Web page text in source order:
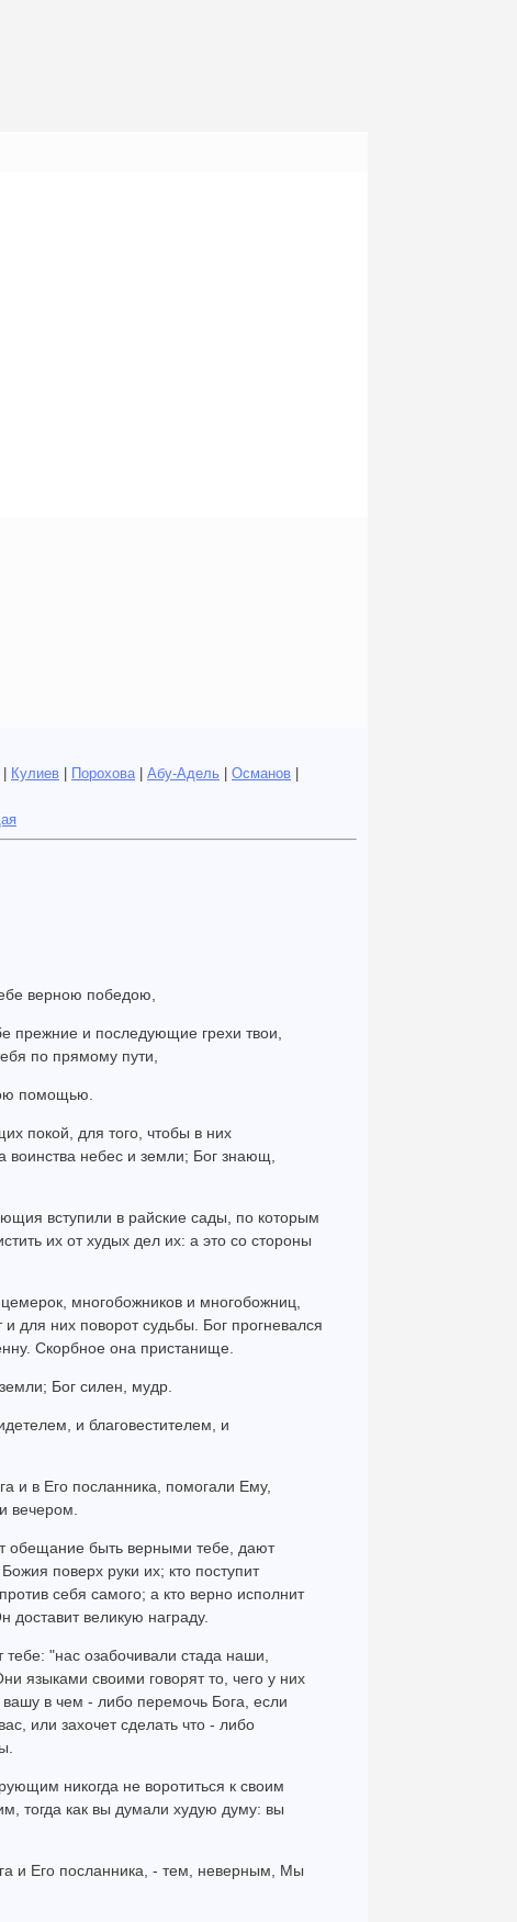
| Кулиев | Порохова | Абу-Адель | Османов |
верною победою,
прежние и последующие грехи твои,
по прямому пути,
помощью.
покой, для того, чтобы в них
воинства небес и земли; Бог знающ,
вступили в райские сады, по которым
их от худых дел их: а это со стороны
многобожников и многобожниц,
для них поворот судьбы. Бог прогневался
Скорбное она пристанище.
Бог силен, мудр.
и благовестителем, и
и в Его посланника, помогали Ему,
вечером.
обещание быть верными тебе, дают
поверх руки их; кто поступит
себя самого; а кто верно исполнит
доставит великую награду.
"нас озабочивали стада наши,
языками своими говорят то, чего у них
в чем - либо перемочь Бога, если
или захочет сделать что - либо
никогда не воротиться к своим
тогда как вы думали худую думу: вы
и Его посланника, - тем, неверным, Мы